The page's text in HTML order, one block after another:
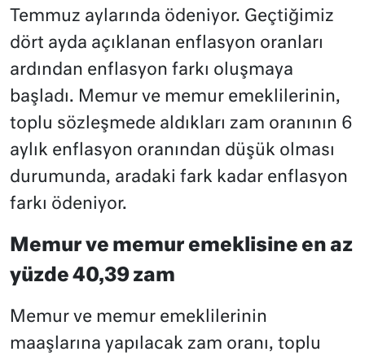
Temmuz aylarında ödeniyor. Geçtiğimiz
dört ayda açıklanan enflasyon oranları
ardından enflasyon farkı oluşmaya
başladı. Memur ve memur emeklilerinin,
toplu sözleşmede aldıkları zam oranının 6
aylık enflasyon oranından düşük olması
durumunda, aradaki fark kadar enflasyon
farkı ödeniyor.
Memur ve memur emeklisine en az
yüzde 40,39 zam
Memur ve memur emeklilerinin
maaşlarına yapılacak zam oranı, toplu